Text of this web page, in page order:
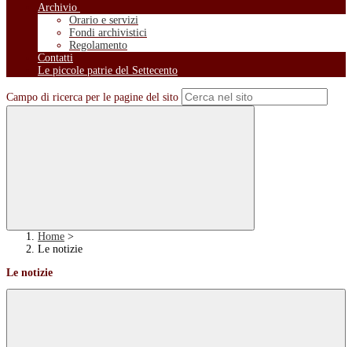
Archivio
Orario e servizi
Fondi archivistici
Regolamento
Contatti
Le piccole patrie del Settecento
Campo di ricerca per le pagine del sito
Home >
Le notizie
Le notizie